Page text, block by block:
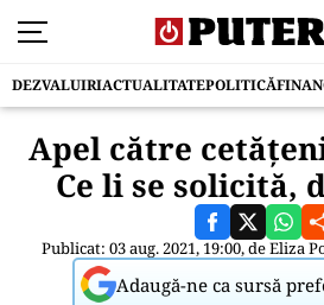
DEZVALUIRIACTUALITATEPOLITICĂ
Apel către
Ce li se solicită,
Publicat: 03 aug. 2021, 19:00, deEliza
Adaugă-ne ca sursă